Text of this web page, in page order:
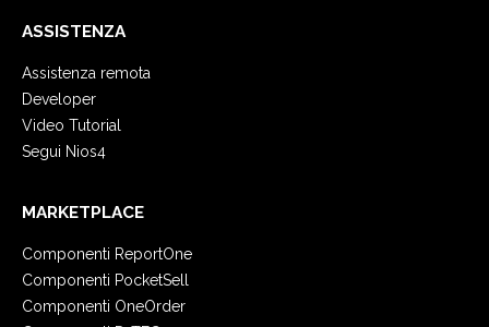
ASSISTENZA
Assistenza remota
Developer
Video Tutorial
Segui Nios4
MARKETPLACE
Componenti ReportOne
Componenti PocketSell
Componenti OneOrder